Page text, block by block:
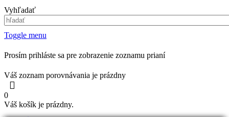
Vyhľadať
Toggle menu
Prosím prihláste sa pre zobrazenie zoznamu prianí
Váš zoznam porovnávania je prázdny
0
Váš košík je prázdny.